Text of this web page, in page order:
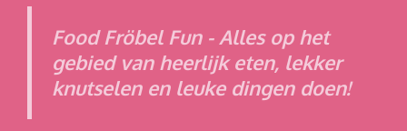
Food Fröbel Fun - Alles op het
gebied van heerlijk eten, lekker
knutselen en leuke dingen doen!